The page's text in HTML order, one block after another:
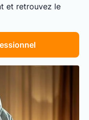
et retrouvez le